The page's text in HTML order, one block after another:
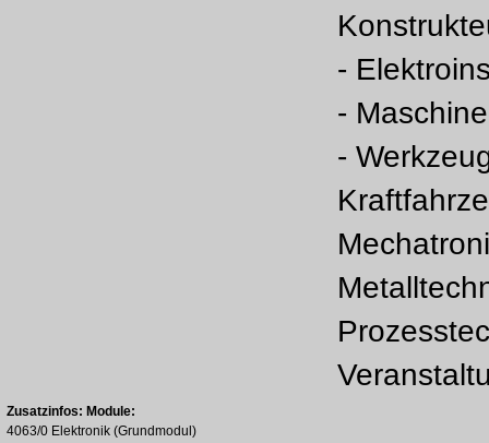
-
-
-
Zusatzinfos: Module:
4063/0 Elektronik (Grundmodul)